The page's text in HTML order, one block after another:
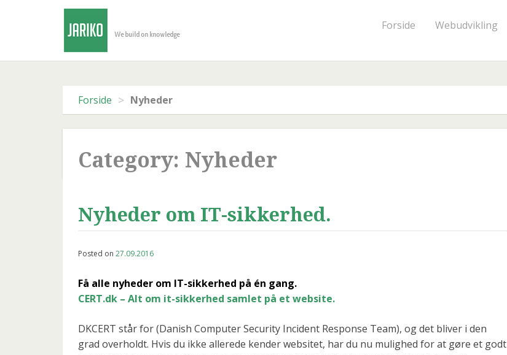
Forside Webudvikling
Forside > Nyheder
Category: Nyheder
Nyheder om IT-sikkerhed.
Posted on 27.09.2016
Få alle nyheder om IT-sikkerhed på én gang.
CERT.dk – Alt om it-sikkerhed samlet på et website.
DKCERT står for (Danish Computer Security Incident Response Team), og det bliver i den
grad overholdt. Hvis du ikke allerede kender websitet, har du nu mulighed for at gøre et godt